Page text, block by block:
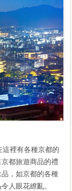
裡有各種京都的
都旅遊商品的禮
，如京都的各種
人眼花繚亂。